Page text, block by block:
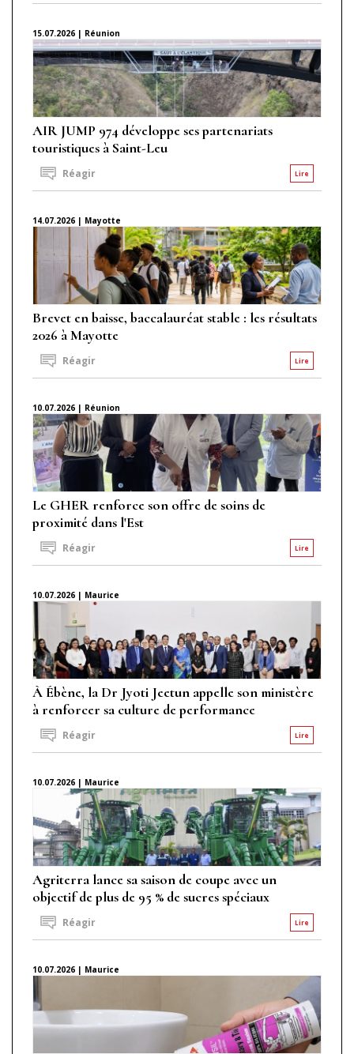
15.07.2026 | Réunion
AIR JUMP 974 développe ses partenariats
touristiques à Saint-Leu
Lire
Réagir
14.07.2026 | Mayotte
Brevet en baisse, baccalauréat stable : les résultats
2026 à Mayotte
Lire
Réagir
10.07.2026 | Réunion
Le GHER renforce son offre de soins de
proximité dans l'Est
Lire
Réagir
10.07.2026 | Maurice
À Ébène, la Dr Jyoti Jeetun appelle son ministère
à renforcer sa culture de performance
Lire
Réagir
10.07.2026 | Maurice
Agriterra lance sa saison de coupe avec un
objectif de plus de 95 % de sucres spéciaux
Lire
Réagir
10.07.2026 | Maurice